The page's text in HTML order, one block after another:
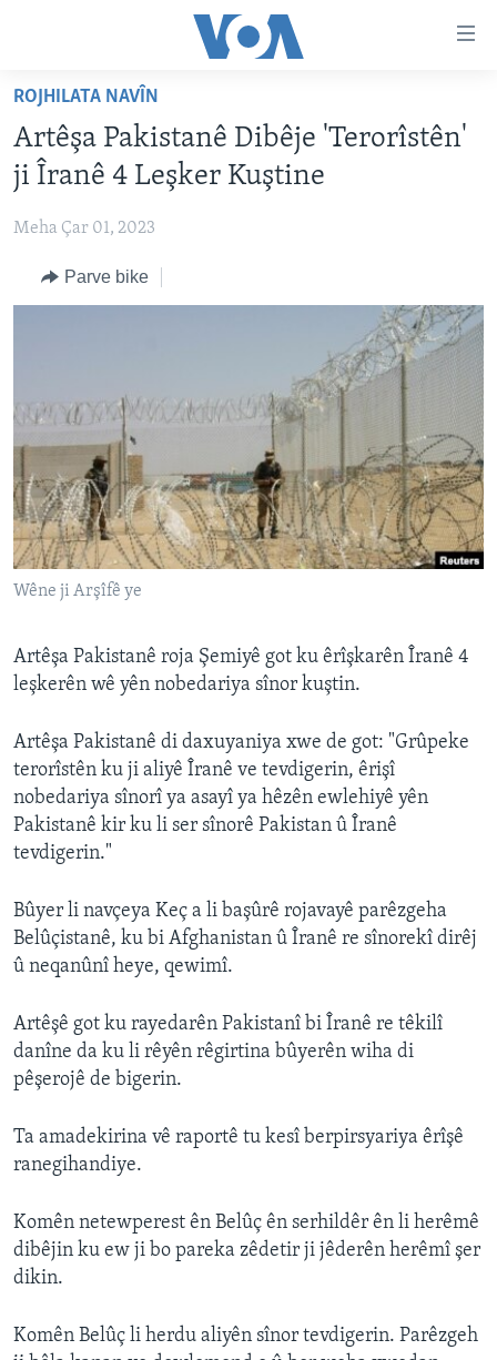
Yekser
naveroka
serekî
Yekser
here
serekî
Yekser
NÛÇE
FOTO GALERÎ
RADYO
HERÊMÊN KURDAN
AMERÎKA
TIRKÎYE
ROJHILATA NAVÎN
CÎHAN
ÇAND Û HUNER
SERNIVÎS
SORANÎ
Learning English
Zimanên Din
ROJHILATA NAVÎN
Artêşa Pakistanê Dibêje 'Terorîstên'
ji Îranê 4 Leşker Kuştine
Meha Çar 01, 2023
Parve bike
Wêne ji Arşîfê ye
Artêşa Pakistanê roja Şemiyê got ku êrîşkarên Îranê 4
leşkerên wê yên nobedariya sînor kuştin.
Artêşa Pakistanê di daxuyaniya xwe de got: "Grûpeke
terorîstên ku ji aliyê Îranê ve tevdigerin, êrişî
nobedariya sînorî ya asayî ya hêzên ewlehiyê yên
Pakistanê kir ku li ser sînorê Pakistan û Îranê
tevdigerin."
Bûyer li navçeya Keç a li başûrê rojavayê parêzgeha
Belûçistanê, ku bi Afghanistan û Îranê re sînorekî dirêj
û neqanûnî heye, qewimî.
Artêşê got ku rayedarên Pakistanî bi Îranê re têkilî
danîne da ku li rêyên rêgirtina bûyerên wiha di
pêşerojê de bigerin.
Ta amadekirina vê raportê tu kesî berpirsyariya êrîşê
ranegihandiye.
Komên netewperest ên Belûç ên serhildêr ên li herêmê
dibêjin ku ew ji bo pareka zêdetir ji jêderên herêmî şer
dikin.
Komên Belûç li herdu aliyên sînor tevdigerin. Parêzgeh